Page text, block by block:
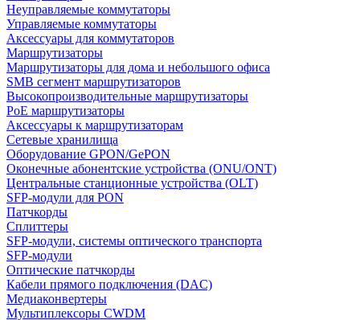
Неуправляемые коммутаторы
Управляемые коммутаторы
Аксессуары для коммутаторов
Маршрутизаторы
Маршрутизаторы для дома и небольшого офиса
SMB сегмент маршрутизаторов
Высокопроизводительные маршрутизаторы
PoE маршрутизаторы
Аксессуары к маршрутизаторам
Сетевые хранилища
Оборудование GPON/GePON
Оконечные абонентские устройства (ONU/ONT)
Центральные станционные устройства (OLT)
SFP-модули для PON
Патчкорды
Сплиттеры
SFP-модули, системы оптического транспорта
SFP-модули
Оптические патчкорды
Кабели прямого подключения (DAC)
Медиаконвертеры
Мультиплексоры CWDM